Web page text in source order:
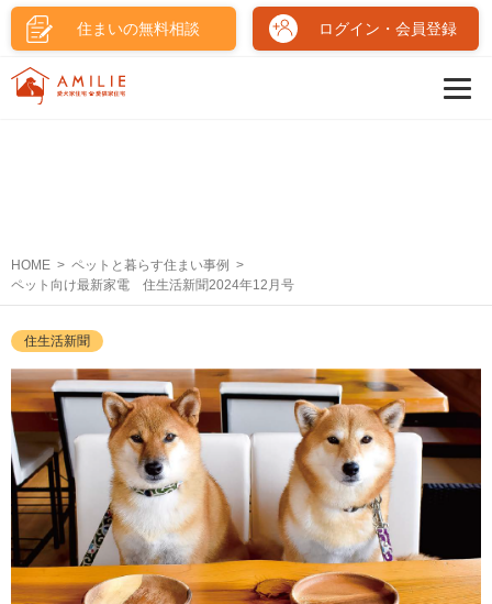
住まいの無料相談 ログイン・会員登録
HOME
ペットと暮らす住まい事例
ペット向け最新家電 住生活新聞2024年12月号
住生活新聞